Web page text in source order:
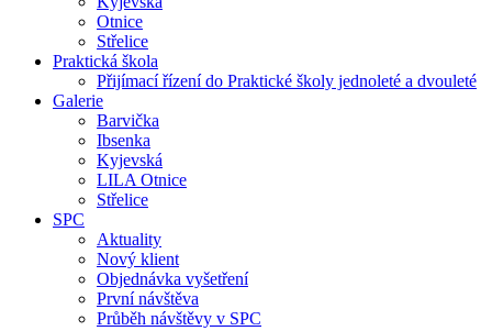
Otnice
Střelice
Praktická škola
Přijímací řízení do Praktické školy jednoleté a dvouleté
Galerie
Barvička
Ibsenka
Kyjevská
LILA Otnice
Střelice
SPC
Aktuality
Nový klient
Objednávka vyšetření
První návštěva
Průběh návštěvy v SPC